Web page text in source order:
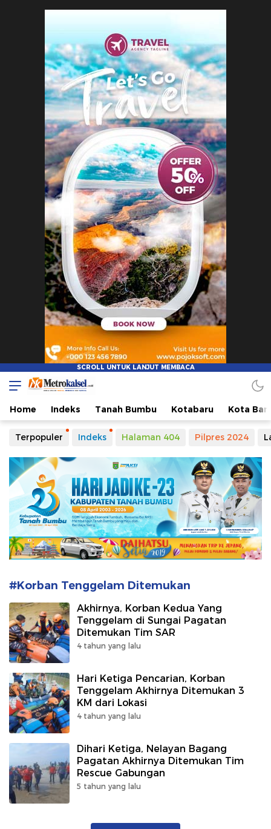
Metro Kalsel
Media Online Terkini, Faktual dan Mendidik
Home Indeks Tanah Bumbu Kotabaru Kota
Terpopuler Indeks Halaman 404 Pilpres 2024
#Korban Tenggelam Ditemukan
Akhirnya, Korban Kedua Yang
Tenggelam di Sungai Pagatan
Ditemukan Tim SAR
4 tahun yang lalu
Hari Ketiga Pencarian, Korban
Tenggelam Akhirnya Ditemukan 3
KM dari Lokasi
4 tahun yang lalu
Dihari Ketiga, Nelayan Bagang
Pagatan Akhirnya Ditemukan Tim
Rescue Gabungan
5 tahun yang lalu